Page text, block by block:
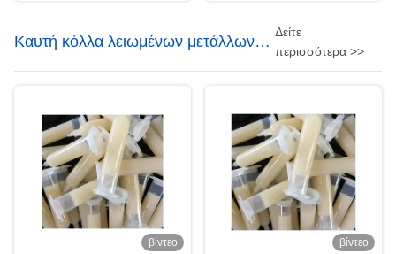
Καυτή κόλλα λειωμένων μετάλλων
για την ηλεκτρονική
Δείτε
περισσότερα >>
βίντεο
βίντεο